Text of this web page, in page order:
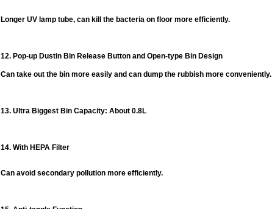
Longer UV lamp tube, can kill the bacteria on floor more efficiently.
12. Pop-up Dustin Bin Release Button and Open-type Bin Design
Can take out the bin more easily and can dump the rubbish more conveniently.
13. Ultra Biggest Bin Capacity: About 0.8L
14. With HEPA Filter
Can avoid secondary pollution more efficiently.